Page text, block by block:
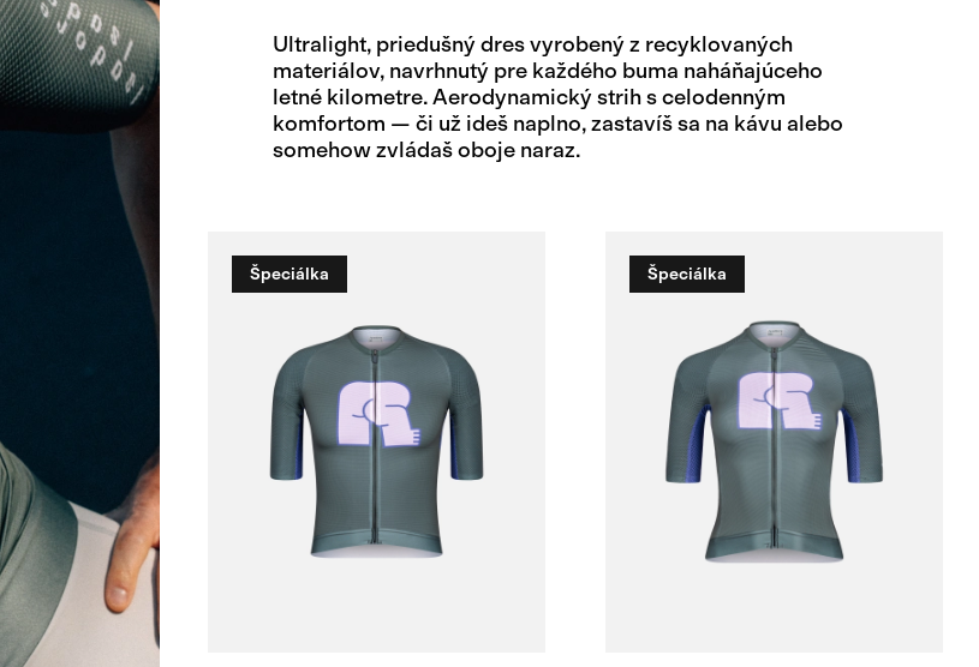
Ultralight, priedušný dres vyrobený z recyklovaných
materiálov, navrhnutý pre každého buma naháňajúceho
letné kilometre. Aerodynamický strih s celodenným
komfortom — či už ideš naplno, zastavíš sa na kávu alebo
somehow zvládaš oboje naraz.
Špeciálka Špeciálka